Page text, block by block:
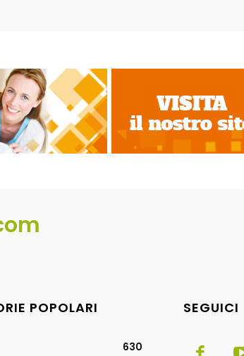
POPOLARI
630
SEGUICI